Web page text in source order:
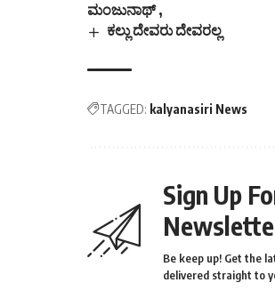
ಮಂಜುನಾಥ್ ,
ಕಲ್ಲು ದೇವರು ದೇವರಲ್ಲ
TAGGED: kalyanasiri News
Sign Up
Be keep up! Get the
delivered straight to